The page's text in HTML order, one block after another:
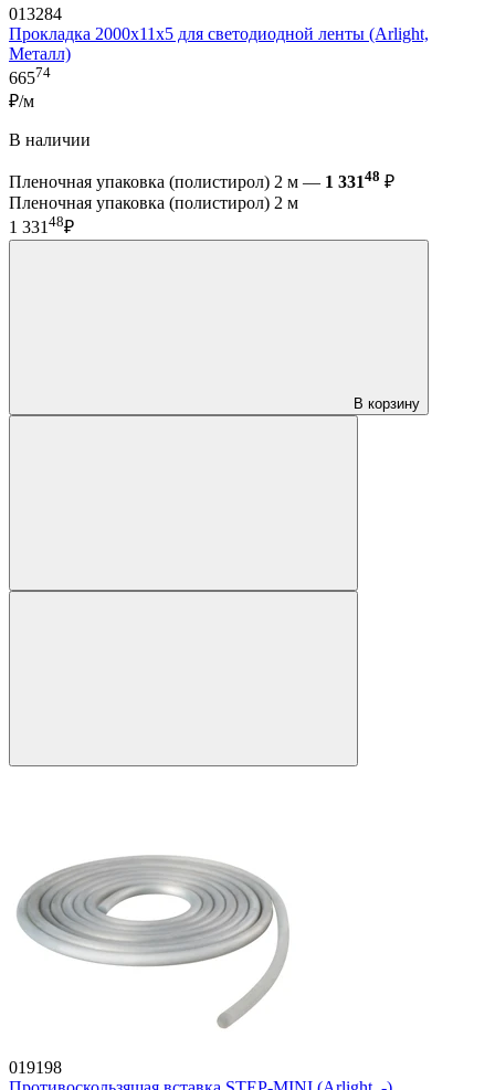
013284
Прокладка 2000х11x5 для светодиодной ленты (Arlight,
Металл)
66574
₽/м
В наличии
Пленочная упаковка (полистирол) 2 м — 1 33148 ₽
Пленочная упаковка (полистирол) 2 м
1 33148₽
В корзину
019198